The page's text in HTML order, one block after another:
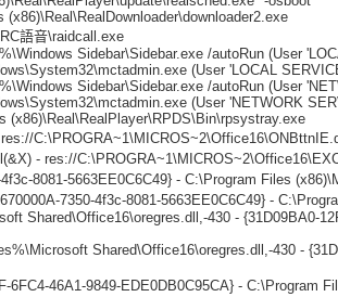
語音\raidcall.exe
Sidebar\Sidebar.exe /autoRun (User
(User 'LOCAL
Sidebar\Sidebar.exe /autoRun (User
(User 'NETWORK
(x86)\Real\RealPlayer\RPDS\Bin\rpsystray.exe
- res://
8081-5663EE0C6C49} - C:\Program Files
7350-4f3c-8081-5663EE0C6C49} -
Shared\Office16\oregres.dll,-430 - {31D09BA0-
Shared\Office16\oregres.dll,-430 -
46A1-9849-EDE0DB0C95CA} - C:\Program